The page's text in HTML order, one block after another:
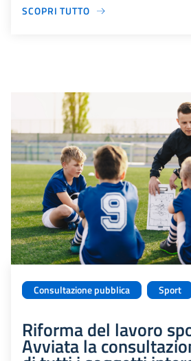
SCOPRI TUTTO
Consultazione pubblica Sport
Riforma del lavoro
Avviata la